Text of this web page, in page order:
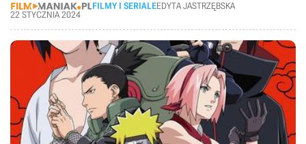
FILMY I SERIALEEDYTA JASTRZĘBSKA
22 STYCZNIA 2024